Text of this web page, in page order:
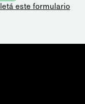
este formulario